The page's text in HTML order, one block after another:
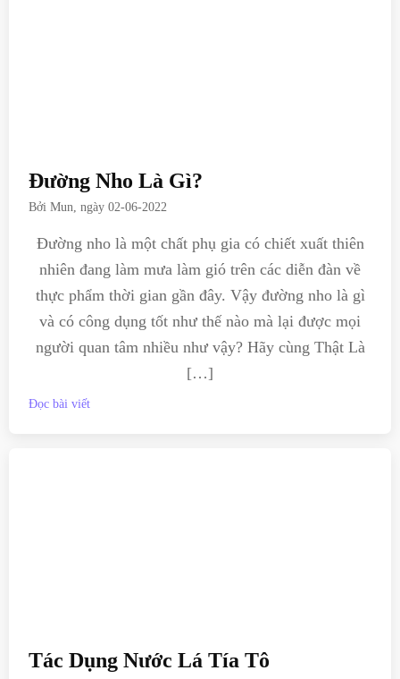
Đường Nho Là Gì?
BởiMun, ngày02-06-2022
Đường nho là một chất phụ gia có chiết xuất thiên
nhiên đang làm mưa làm gió trên các diễn đàn về
thực phẩm thời gian gần đây. Vậy đường nho là gì
và có công dụng tốt như thế nào mà lại được mọi
người quan tâm nhiều như vậy? Hãy cùng Thật Là
[…]
Đọc bài viết
Tác Dụng Nước Lá Tía Tô